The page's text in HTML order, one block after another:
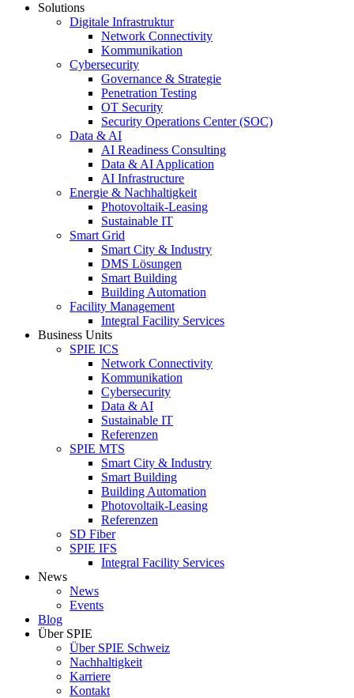
Solutions
Digitale Infrastruktur
Network Connectivity
Kommunikation
Cybersecurity
Governance & Strategie
Penetration Testing
OT Security
Security Operations Center (SOC)
Data & AI
AI Readiness Consulting
Data & AI Application
AI Infrastructure
Energie & Nachhaltigkeit
Photovoltaik-Leasing
Sustainable IT
Smart Grid
Smart City & Industry
DMS Lösungen
Smart Building
Building Automation
Facility Management
Integral Facility Services
Business Units
SPIE ICS
Network Connectivity
Kommunikation
Cybersecurity
Data & AI
Sustainable IT
Referenzen
SPIE MTS
Smart City & Industry
Smart Building
Building Automation
Photovoltaik-Leasing
Referenzen
SD Fiber
SPIE IFS
Integral Facility Services
News
News
Events
Blog
Über SPIE
Über SPIE Schweiz
Nachhaltigkeit
Karriere
Kontakt